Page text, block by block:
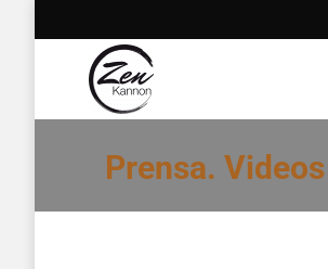
Prensa. Videos